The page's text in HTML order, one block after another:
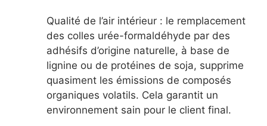
Qualité de l’air intérieur : le remplacement
des colles urée-formaldéhyde par des
adhésifs d’origine naturelle, à base de
lignine ou de protéines de soja, supprime
quasiment les émissions de composés
organiques volatils. Cela garantit un
environnement sain pour le client final.